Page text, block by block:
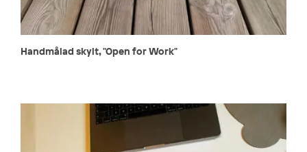
Handmålad skylt, "Open for Work"